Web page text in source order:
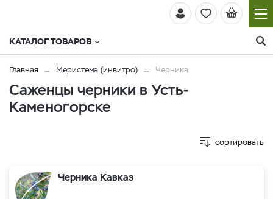
КАТАЛОГ ТОВАРОВ
Главная Меристема (инвитро) Черника
Саженцы черники в Усть-
Каменогорске
сортировать
Черника Кавказ